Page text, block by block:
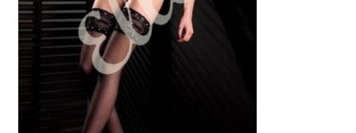
Размеры
Обратная связь